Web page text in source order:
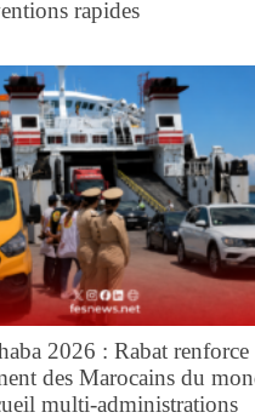
rapides
2026 : Rabat renforce
des Marocains du
multi-administrations